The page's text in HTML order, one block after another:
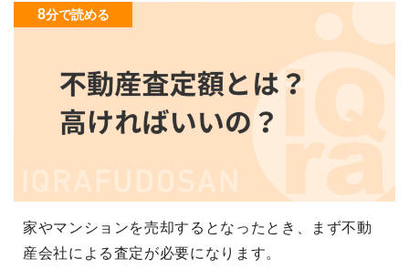
8分で読める
家やマンションを売却するとなったとき、まず不動
産会社による査定が必要になります。